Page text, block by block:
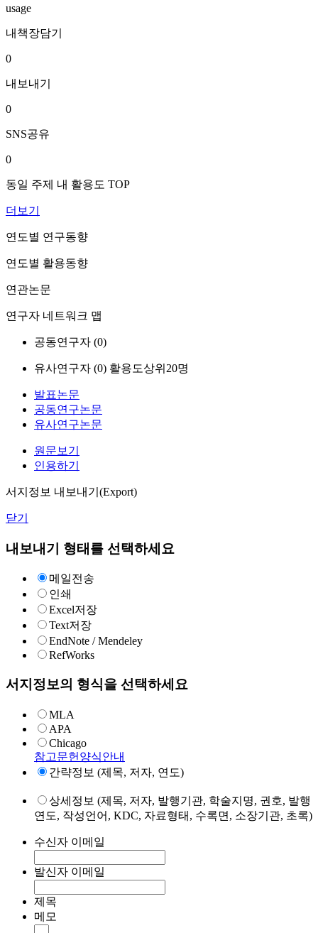
usage
내책장담기
0
내보내기
0
SNS공유
0
동일 주제 내 활용도 TOP
더보기
연도별 연구동향
연도별 활용동향
연관논문
연구자 네트워크 맵
공동연구자 (0)
유사연구자 (0) 활용도상위20명
발표논문
공동연구논문
유사연구논문
원문보기
인용하기
서지정보 내보내기(Export)
닫기
내보내기 형태를 선택하세요
메일전송
인쇄
Excel저장
Text저장
EndNote / Mendeley
RefWorks
서지정보의 형식을 선택하세요
MLA
APA
Chicago
참고문헌양식안내
간략정보 (제목, 저자, 연도)
상세정보 (제목, 저자, 발행기관, 학술지명, 권호, 발행
연도, 작성언어, KDC, 자료형태, 수록면, 소장기관, 초록)
수신자 이메일
발신자 이메일
제목
메모